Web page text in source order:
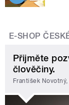
E-SHOP
Přijměte
člověčiny.
František